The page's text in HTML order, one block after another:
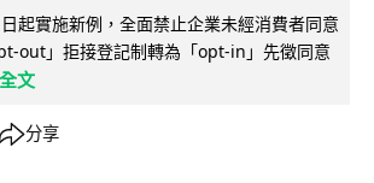
起實施新例，全面禁止企業未經消費者同意
out」拒接登記制轉為「opt-in」先徵同意
文
分享